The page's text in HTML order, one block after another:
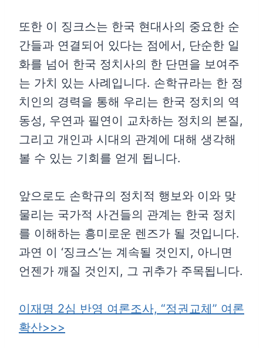
또한 이 징크스는 한국 현대사의 중요한 순
간들과 연결되어 있다는 점에서, 단순한 일
화를 넘어 한국 정치사의 한 단면을 보여주
는 가치 있는 사례입니다. 손학규라는 한 정
치인의 경력을 통해 우리는 한국 정치의 역
동성, 우연과 필연이 교차하는 정치의 본질,
그리고 개인과 시대의 관계에 대해 생각해
볼 수 있는 기회를 얻게 됩니다.
앞으로도 손학규의 정치적 행보와 이와 맞
물리는 국가적 사건들의 관계는 한국 정치
를 이해하는 흥미로운 렌즈가 될 것입니다.
과연 이 ‘징크스’는 계속될 것인지, 아니면
언젠가 깨질 것인지, 그 귀추가 주목됩니다.
이재명 2심 반영 여론조사, “정권교체” 여론
확산>>>